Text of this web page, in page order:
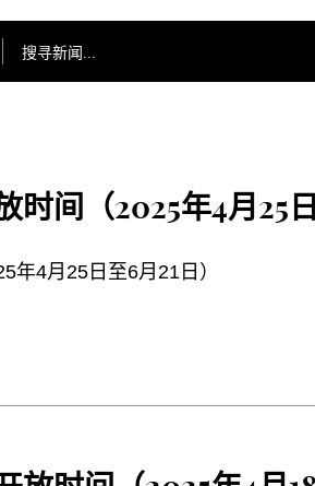
搜寻新闻...
时间（2025年4月25日
年4月25日至6月21日）